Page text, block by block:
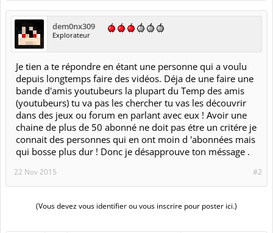
dem0nx309
Explorateur
Je tien a te répondre en étant une personne qui a voulu
depuis longtemps faire des vidéos. Déja de une faire une
bande d'amis youtubeurs la plupart du Temp des amis
(youtubeurs) tu va pas les chercher tu vas les découvrir
dans des jeux ou forum en parlant avec eux ! Avoir une
chaine de plus de 50 abonné ne doit pas étre un critére je
connait des personnes qui en ont moin d 'abonnées mais
qui bosse plus dur ! Donc je désapprouve ton méssage .
#2
22 Nov 2015
(Vous devez vous identifier ou vous inscrire pour poster ici.)